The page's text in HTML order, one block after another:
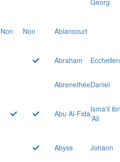
Non Non
Ablancourt
Abraham
AbrenethéeDaniel
Abu Al-FidaIsma'il
'Ali
Abyss
Johann